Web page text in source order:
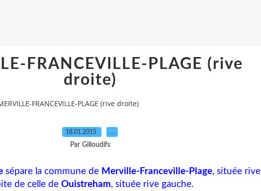
FRANCEVILLE-PLAGE (rive
droite)
FRANCEVILLE-PLAGE (rive droite)
18.01.2015 …
Par Gilloudifs
sépare la commune de Merville-Franceville-Plage, située rive
de celle de Ouistreham, située rive gauche.